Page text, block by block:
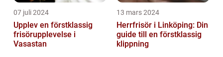
07 juli 2024
Upplev en förstklassig
frisörupplevelse i
Vasastan
13 mars 2024
Herrfrisör i Linköping: Din
guide till en förstklassig
klippning